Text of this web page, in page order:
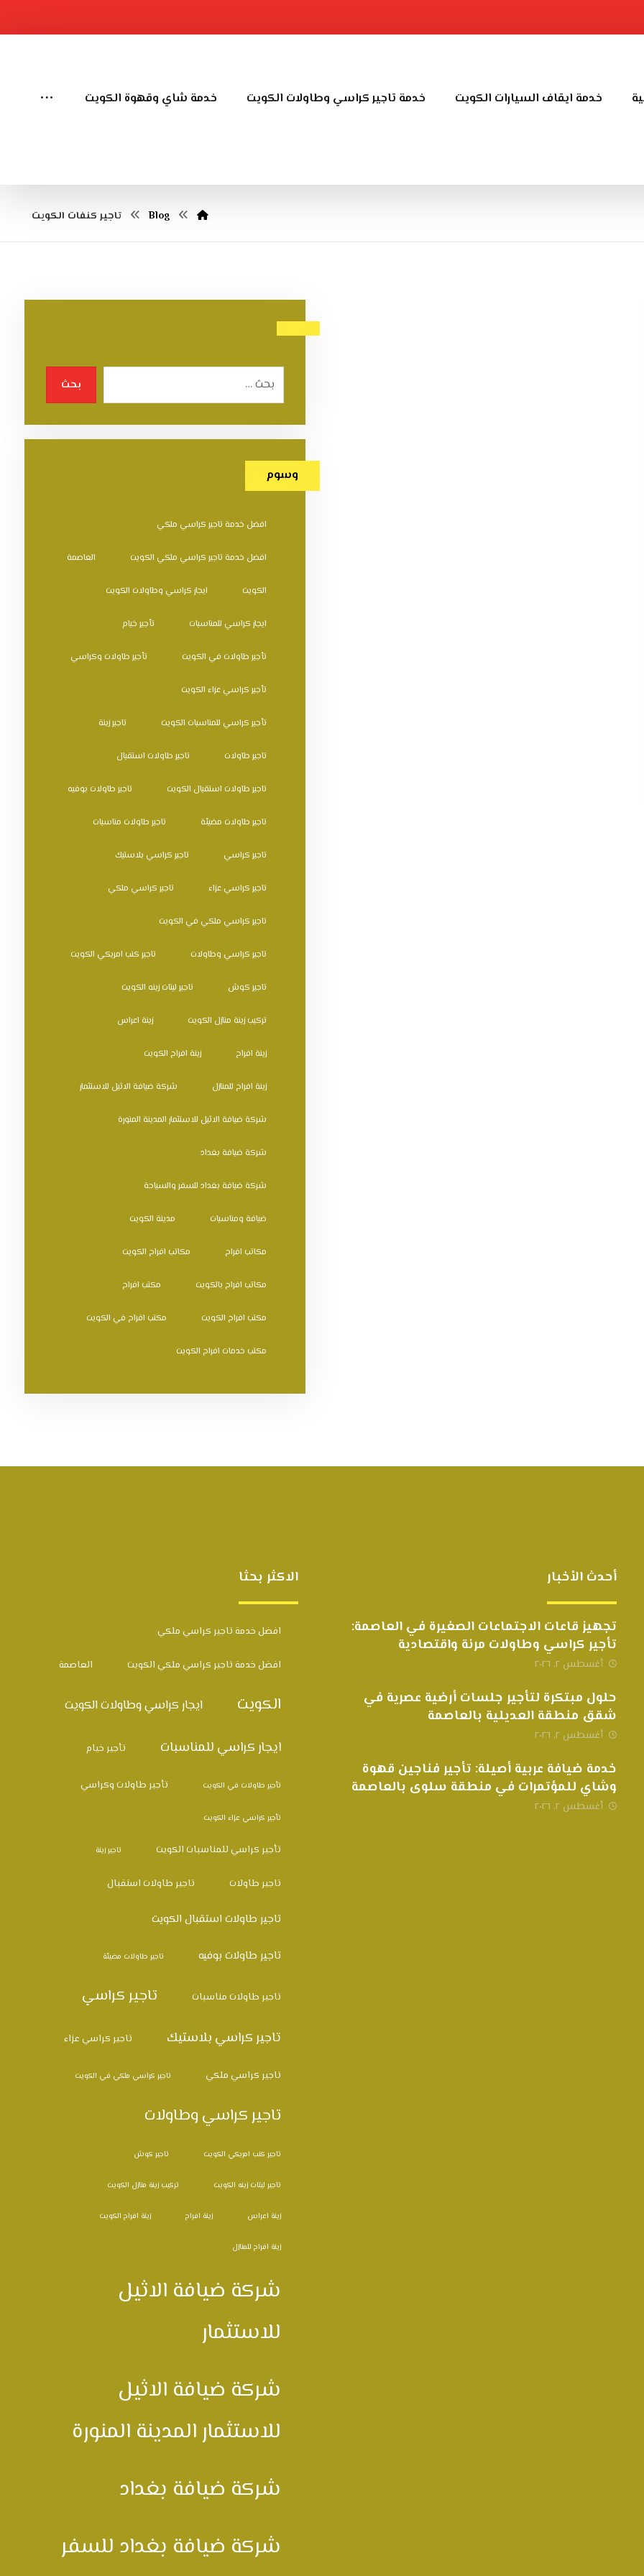
خدمة ايقاف السيارات الكويت خدمة تاجير كراسي وطاولات الكويت خدمة شاي وقهوة الكويت
Blog تاجير كنفات الكويت
بحث
وسوم
افضل خدمة تاجير كراسي ملكي
افضل خدمة تاجير كراسي ملكي الكويت العاصمة
الكويت ايجار كراسي وطاولات الكويت
ايجار كراسي للمناسبات تأجير خيام
تأجير طاولات في الكويت تأجير طاولات وكراسي
تأجير كراسي عزاء الكويت
تأجير كراسي للمناسبات الكويت تاجير زينة
تاجير طاولات تاجير طاولات استقبال
تاجير طاولات استقبال الكويت تاجير طاولات بوفيه
تاجير طاولات مضيئة تاجير طاولات مناسبات
تاجير كراسي تاجير كراسي بلاستيك
تاجير كراسي عزاء تاجير كراسي ملكي
تاجير كراسي ملكي في الكويت
تاجير كراسي وطاولات تاجير كنب امريكي الكويت
تاجير كوش تاجير ليتات زينه الكويت
تركيب زينة منازل الكويت زينة اعراس
زينة افراح زينة افراح الكويت
زينة افراح للمنازل شركة ضيافة الاثيل للاستثمار
شركة ضيافة الاثيل للاستثمار المدينة المنورة
شركة ضيافة بغداد
شركة ضيافة بغداد للسفر والسياحة
ضيافة ومناسبات مدينة الكويت
مكاتب افراح مكاتب افراح الكويت
مكاتب افراح بالكويت مكتب افراح
مكتب افراح الكويت مكتب افراح في الكويت
مكتب خدمات افراح الكويت
أحدث الأخبار
تجهيز قاعات الاجتماعات الصغيرة في العاصمة:
تأجير كراسي وطاولات مرنة واقتصادية
أغسطس ٢, ٢٠٢٦
حلول مبتكرة لتأجير جلسات أرضية عصرية في
شقق منطقة العديلية بالعاصمة
أغسطس ٢, ٢٠٢٦
خدمة ضيافة عربية أصيلة: تأجير فناجين قهوة
وشاي للمؤتمرات في منطقة سلوى بالعاصمة
أغسطس ٢, ٢٠٢٦
الاكثر بحثا
افضل خدمة تاجير كراسي ملكي
افضل خدمة تاجير كراسي ملكي الكويت العاصمة
الكويت ايجار كراسي وطاولات الكويت
ايجار كراسي للمناسبات تأجير خيام
تأجير طاولات في الكويت تأجير طاولات وكراسي
تأجير كراسي عزاء الكويت
تأجير كراسي للمناسبات الكويت تاجير زينة
تاجير طاولات تاجير طاولات استقبال
تاجير طاولات استقبال الكويت
تاجير طاولات بوفيه تاجير طاولات مضيئة
تاجير طاولات مناسبات تاجير كراسي
تاجير كراسي بلاستيك تاجير كراسي عزاء
تاجير كراسي ملكي تاجير كراسي ملكي في الكويت
تاجير كراسي وطاولات
تاجير كنب امريكي الكويت تاجير كوش
تاجير ليتات زينه الكويت تركيب زينة منازل الكويت
زينة اعراس زينة افراح زينة افراح الكويت
زينة افراح للمنازل
شركة ضيافة الاثيل
للاستثمار
شركة ضيافة الاثيل
للاستثمار المدينة المنورة
شركة ضيافة بغداد
شركة ضيافة بغداد للسفر